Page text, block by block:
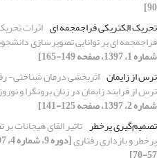
90]
تحریک الکتریکی فراجمجمه ای اثرات
فراجمجمه ای بر توانایی تصویرسازی
شماره 1، 1397، صفحه 149-165]
ترس از زایمان اثربخشی درمان شناختی-
ترس از فرایند زایمان در زنان برونگرا و
شماره 2، 1397، صفحه 125-141]
تصمیم‌گیری پرخطر تاثیر القای هیجانات
پرخطر و بازداری رفتاری